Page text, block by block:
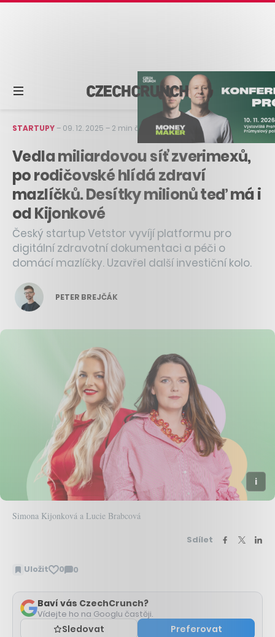
STARTUPY– 09. 12. 2025 – 2 min čtení
Vedla miliardovou síť zverimexů,
po rodičovské hlídá zdraví
mazlíčků. Desítky milionů teď má i
od Kijonkové
Český startup Vetstor vyvíjí platformu pro
digitální zdravotní dokumentaci a péči o
domácí mazlíčky. Uzavřel další investiční kolo.
PETER BREJČÁK
Simona Kijonková a Lucie Brabcová
Sdílet
Uložit 0 0
Zobrazit
Baví vás CzechCrunch?
Vídejte ho na Googlu častěji.
Sledovat Preferovat